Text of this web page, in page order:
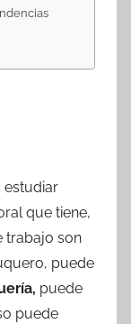
estudiar
que tiene,
trabajo son
puede
puede
puede